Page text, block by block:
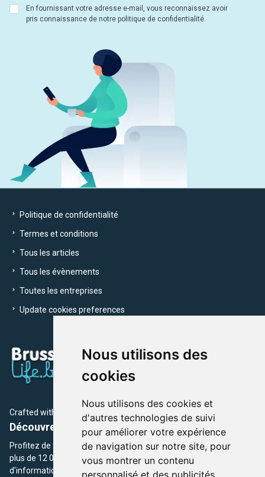
Nous utilisons des
cookies
Nous utilisons des cookies et
d'autres technologies de suivi
pour améliorer votre expérience
de navigation sur notre site, pour
vous montrer un contenu
personnalisé et des publicités
En fournissant votre adresse e-mail, vous reconnaissez avoir
pris connaissance de notre politique de confidentialité.
Politique de confidentialité
Termes et conditions
Tous les articles
Tous les évènements
Toutes les entreprises
Update cookies preferences
Crafted with by Brusselslife Team
Découvrez plus de 12 000 adresses et événements
Profitez de toutes les sections de BrusselsLife.be et découvrez
plus de 12 000 adresses et un grand choix d'événements,
d'informations et de conseils et astuces de notre écriture.